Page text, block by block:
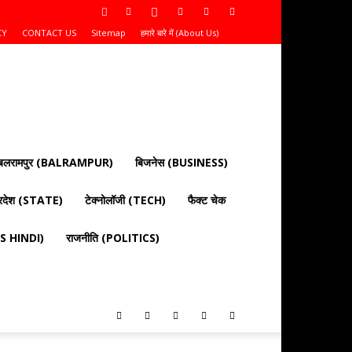
CONTACT US Sitemap हमारे बारे में (About Us)
(BALRAMPUR) बिजनेस (BUSINESS)
(STATE) टेक्नोलॉजी (TECH) फैक्ट चेक
HINDI) राजनीति (POLITICS)